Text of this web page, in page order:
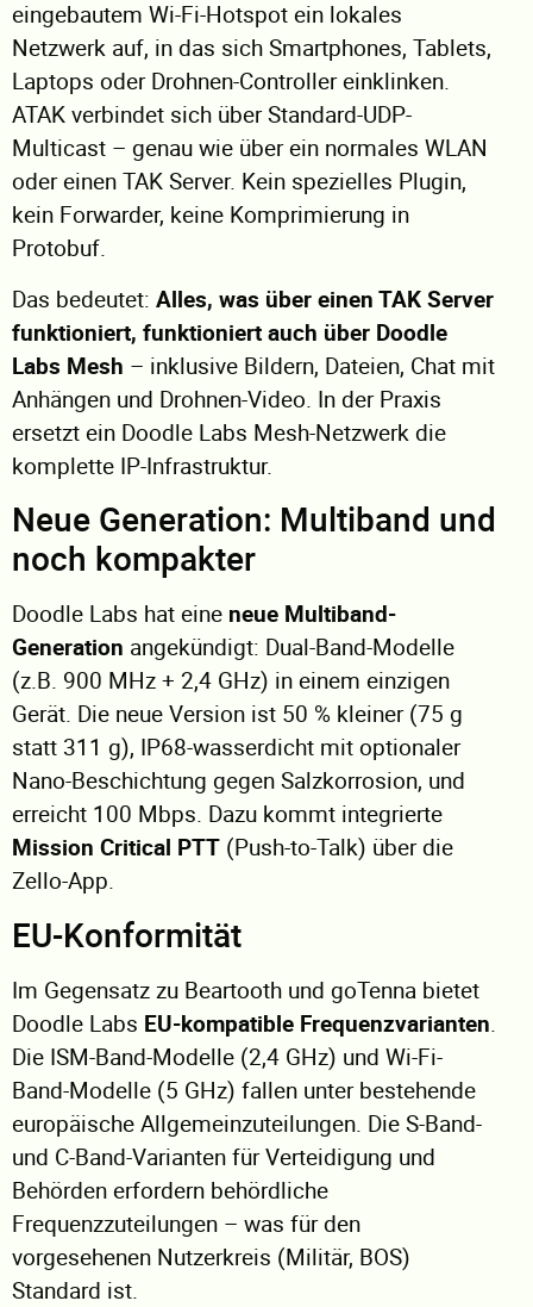
eingebautem Wi-Fi-Hotspot ein lokales
Netzwerk auf, in das sich Smartphones, Tablets,
Laptops oder Drohnen-Controller einklinken.
ATAK verbindet sich über Standard-UDP-
Multicast – genau wie über ein normales WLAN
oder einen TAK Server. Kein spezielles Plugin,
kein Forwarder, keine Komprimierung in
Protobuf.
Das bedeutet: Alles, was über einen TAK Server
funktioniert, funktioniert auch über Doodle
Labs Mesh – inklusive Bildern, Dateien, Chat mit
Anhängen und Drohnen-Video. In der Praxis
ersetzt ein Doodle Labs Mesh-Netzwerk die
komplette IP-Infrastruktur.
Neue Generation: Multiband und
noch kompakter
Doodle Labs hat eine neue Multiband-
Generation angekündigt: Dual-Band-Modelle
(z.B. 900 MHz + 2,4 GHz) in einem einzigen
Gerät. Die neue Version ist 50 % kleiner (75 g
statt 311 g), IP68-wasserdicht mit optionaler
Nano-Beschichtung gegen Salzkorrosion, und
erreicht 100 Mbps. Dazu kommt integrierte
Mission Critical PTT (Push-to-Talk) über die
Zello-App.
EU-Konformität
Im Gegensatz zu Beartooth und goTenna bietet
Doodle Labs EU-kompatible Frequenzvarianten.
Die ISM-Band-Modelle (2,4 GHz) und Wi-Fi-
Band-Modelle (5 GHz) fallen unter bestehende
europäische Allgemeinzuteilungen. Die S-Band-
und C-Band-Varianten für Verteidigung und
Behörden erfordern behördliche
Frequenzzuteilungen – was für den
vorgesehenen Nutzerkreis (Militär, BOS)
Standard ist.